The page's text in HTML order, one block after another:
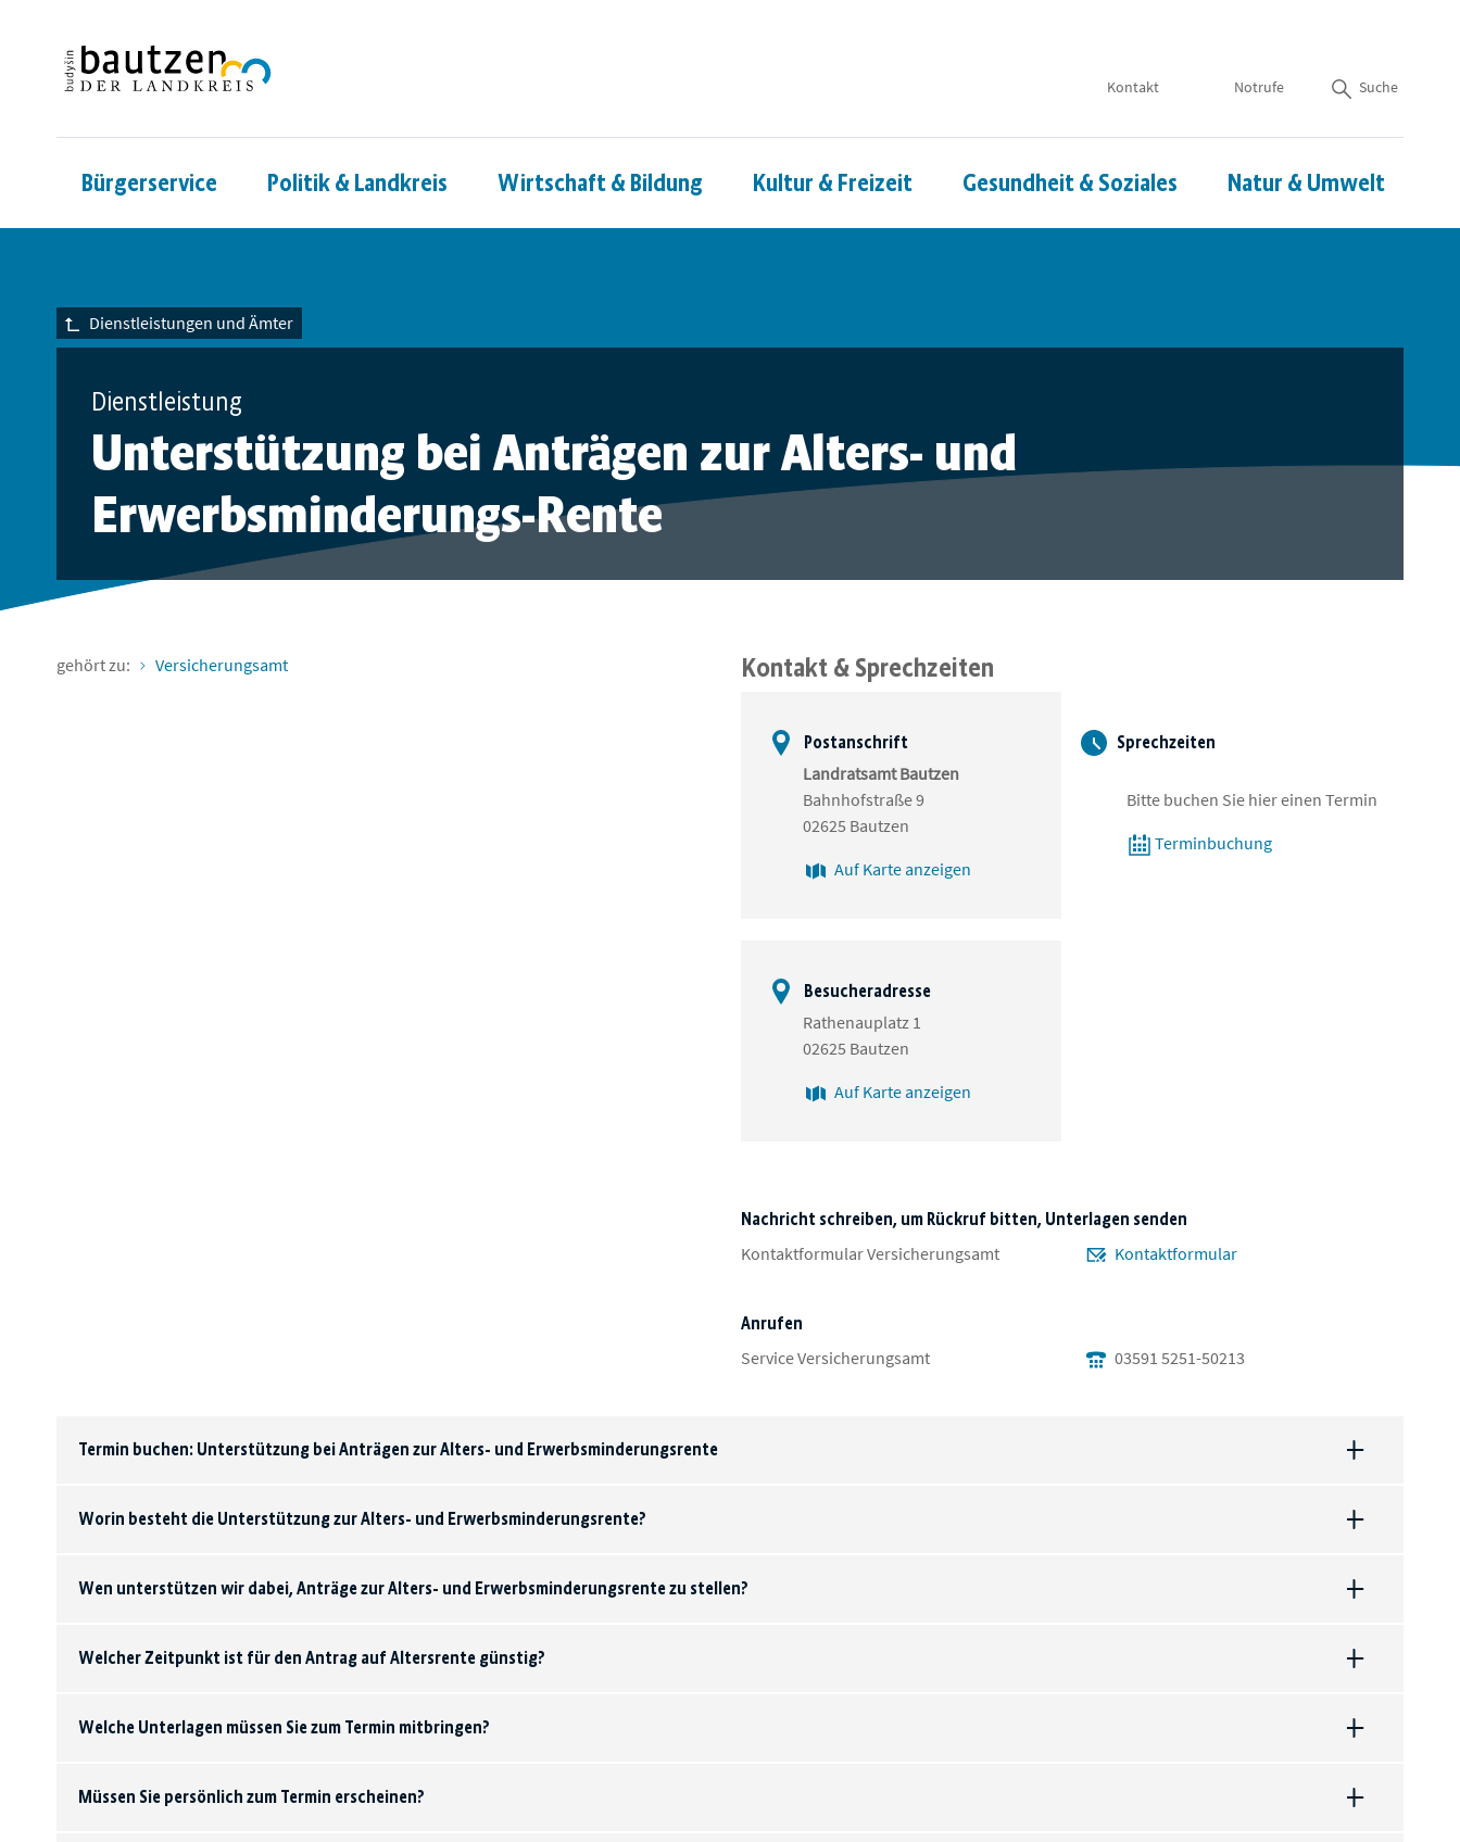
Kontakt Notrufe Suche
Bürgerservice Politik & Landkreis Wirtschaft & Bildung Kultur & Freizeit Gesundheit & Soziales Natur & Umwelt
Dienstleistungen und Ämter
Dienstleistung
Unterstützung bei Anträgen zur Alters- und
Erwerbsminderungs-Rente
gehört zu: Versicherungsamt Kontakt & Sprechzeiten
Postanschrift
Landratsamt Bautzen
Bahnhofstraße 9
02625 Bautzen
Auf Karte anzeigen
Besucheradresse
Rathenauplatz 1
02625 Bautzen
Auf Karte anzeigen
Sprechzeiten
Bitte buchen Sie hier einen Termin
Terminbuchung
Nachricht schreiben, um Rückruf bitten, Unterlagen senden
Kontaktformular Versicherungsamt Kontaktformular
Anrufen
Service Versicherungsamt 03591 5251-50213
Termin buchen: Unterstützung bei Anträgen zur Alters- und Erwerbsminderungsrente
Worin besteht die Unterstützung zur Alters- und Erwerbsminderungsrente?
Wen unterstützen wir dabei, Anträge zur Alters- und Erwerbsminderungsrente zu stellen?
Welcher Zeitpunkt ist für den Antrag auf Altersrente günstig?
Welche Unterlagen müssen Sie zum Termin mitbringen?
Müssen Sie persönlich zum Termin erscheinen?